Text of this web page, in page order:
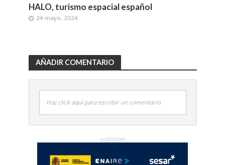
HALO, turismo espacial español
24 mayo, 2024
AÑADIR COMENTARIO
Haz click aquí para escribir un comentario